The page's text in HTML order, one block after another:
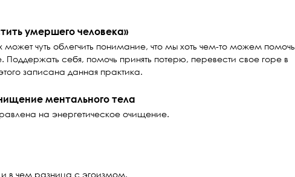
умершего человека»
может чуть облегчить понимание, что мы хоть чем-то можем помочь
себя, помочь принять потерю, перевести свое горе в
записана данная практика.
ментального тела
на энергетическое очищение.
и в чем разница с эгоизмом.